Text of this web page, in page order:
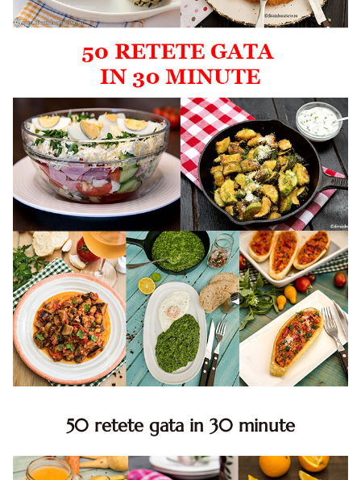
50 retete gata in 30 minute
minute. Retete rapide. Retete rapide de mancare. Idei